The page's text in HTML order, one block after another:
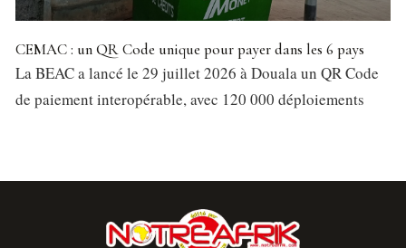
CEMAC : un QR Code unique pour payer dans les 6 pays
La BEAC a lancé le 29 juillet 2026 à Douala un QR Code
de paiement interopérable, avec 120 000 déploiements